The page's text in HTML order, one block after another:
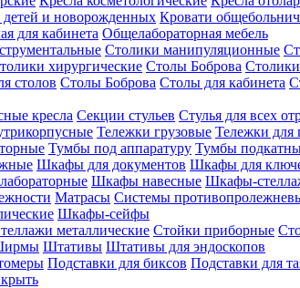
детей и новорожденных Кровати
для кабинета Общелабораторная мебель
Столики манипуляционные
хирургические Столы Боброва Столики
столов Столы Боброва Столы для кабинета
кресла Секции стульев Стулья для всех
Тележки грузовые Тележки для
Тумбы под аппаратуру Тумбы
Шкафы для документов Шкафы для
Шкафы навесные Шкафы-
Матрасы Системы
Шкафы-сейфы
металлические Стойки приборные
Штативы Штативы для эндоскопов
Подставки для биксов Подставки для